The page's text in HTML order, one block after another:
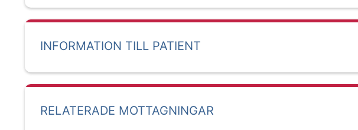
INFORMATION TILL PATIENT
RELATERADE MOTTAGNINGAR